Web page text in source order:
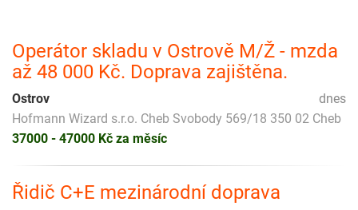
Operátor skladu v Ostrově M/Ž - mzda
až 48 000 Kč. Doprava zajištěna.
dnes
Ostrov
Hofmann Wizard s.r.o. Cheb Svobody 569/18 350 02 Cheb
37000 - 47000 Kč za měsíc
Řidič C+E mezinárodní doprava